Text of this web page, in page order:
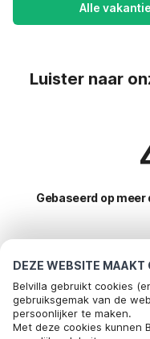
DEZE WEBSITE MAAKT
Belvilla gebruikt cookies
gebruiksgemak van de
persoonlijker te maken.
Met deze cookies kunnen
Alle
Luister naar
Gebaseerd op meer
Meest populaire
vakantie
Populaire voorzieningen